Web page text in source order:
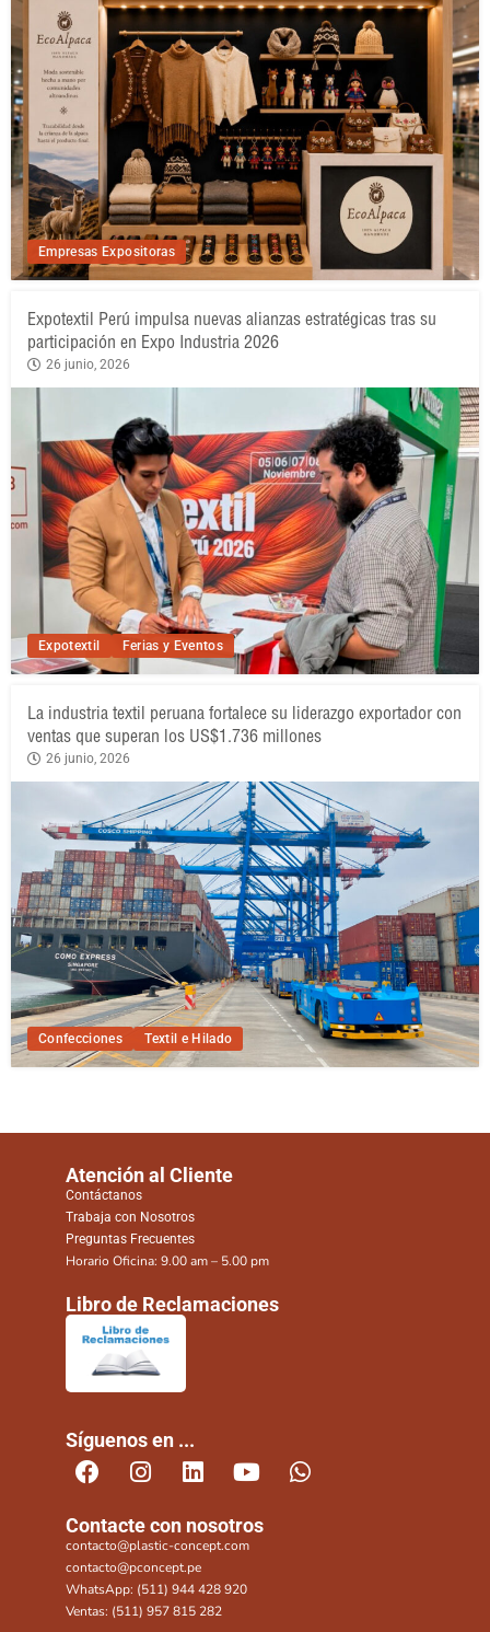
Empresas Expositoras
Expotextil Ferias y Eventos
Expotextil Perú impulsa nuevas alianzas estratégicas tras su
participación en Expo Industria 2026
26 junio, 2026
Confecciones Textil e Hilado
La industria textil peruana fortalece su liderazgo exportador con
ventas que superan los US$1.736 millones
26 junio, 2026
Atención al Cliente
Contáctanos
Trabaja con Nosotros
Preguntas Frecuentes
Horario Oficina: 9.00 am – 5.00 pm
Libro de Reclamaciones
Síguenos en ...
Contacte con nosotros
contacto@plastic-concept.com
contacto@pconcept.pe
WhatsApp: (511) 944 428 920
Ventas: (511) 957 815 282